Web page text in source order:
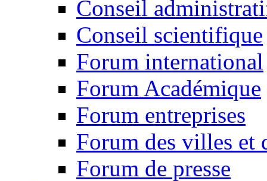
Conseil
Conseil scientifique
Forum international
Forum Académique
Forum entreprises
Forum des villes et
Forum de presse